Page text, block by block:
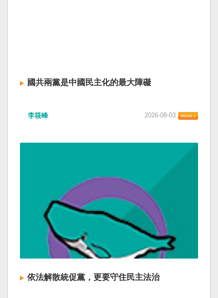
國共兩黨是中國民主化的最大障礙
李筱峰 2026-08-03
依法解散統促黨，更要守住民主法治